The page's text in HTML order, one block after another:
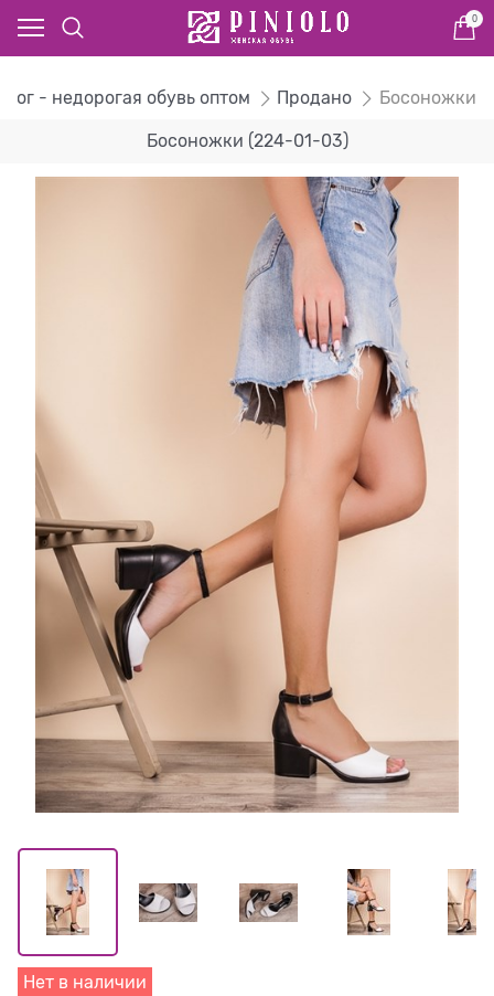
0
- недорогая обувь оптом Продано Босоножки
Босоножки (224-01-03)
Нет в наличии